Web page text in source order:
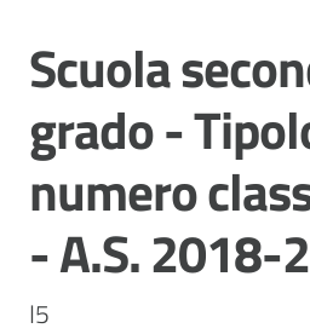
Novità
Servizi
Vivere
Modena
Salta al contenuto
Scuola
grado -
numero
- A.S. 2018-
I5